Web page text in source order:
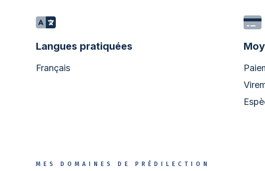
Langues pratiquées
Français
MES DOMAINES DE PRÉDILECTION